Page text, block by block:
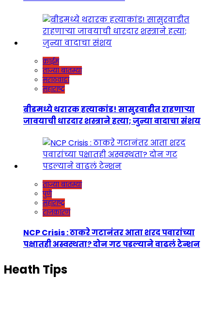
क्राईम
ताज्या बातम्या
मराठवाडा
महाराष्ट्र
बीडमध्ये थरारक हत्याकांड! सासुरवाडीत राहणाऱ्या
जावयाची धारदार शस्त्राने हत्या; जुन्या वादाचा संशय
ताज्या बातम्या
पुणे
महाराष्ट्र
राजकारण
NCP Crisis : ठाकरे गटानंतर आता शरद पवारांच्या
पक्षातही अस्वस्थता? दोन गट पडल्याने वाढलं टेन्शन
Heath Tips